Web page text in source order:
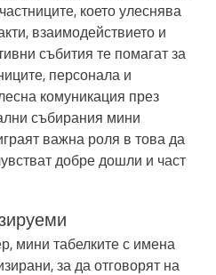
което улеснява
взаимодействието и
събития те помагат за
персонала и
комуникация през
събирания мини
важна роля в това да
добре дошли и част
мини табелките с имена
за да отговорят на